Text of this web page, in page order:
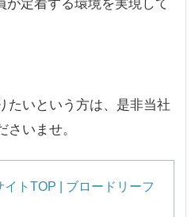
定着する環境を実現して
たいという方は、是非当社
いませ。
トTOP | ブロードリーフ